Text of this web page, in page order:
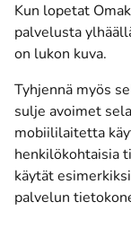
Kun lopetat
palvelusta
on lukon kuva.
Tyhjennä myös
sulje avoimet
mobiililaitetta
henkilökohtaisia
käytät
palvelun